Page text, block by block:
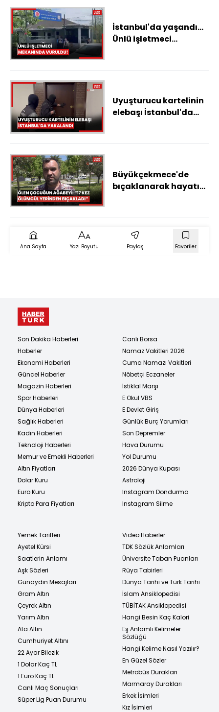
İstanbul'da yaşandı...
Ünlü işletmeci
Uyuşturucu kartelinin
elebaşı İstanbul'da
Büyükçekmece'de
bıçaklanarak hayatını
"Ölümcül yerlerine 17
bıçak darbesi vuruyor"
Ana Sayfa Yazı Boyutu Paylaş Favoriler
Son Dakika Haberleri
Haberler
Ekonomi Haberleri
Güncel Haberler
Magazin Haberleri
Spor Haberleri
Dünya Haberleri
Sağlık Haberleri
Kadın Haberleri
Teknoloji Haberleri
Memur ve Emekli Haberleri
Altın Fiyatları
Dolar Kuru
Euro Kuru
Kripto Para Fiyatları
Canlı Borsa
Namaz Vakitleri 2026
Cuma Namazı Vakitleri
Nöbetçi Eczaneler
İstiklal Marşı
E Okul VBS
E Devlet Giriş
Günlük Burç Yorumları
Son Depremler
Hava Durumu
Yol Durumu
2026 Dünya Kupası
Astroloji
Instagram Dondurma
Instagram Silme
Yemek Tarifleri
Ayetel Kürsi
Saatlerin Anlamı
Aşk Sözleri
Günaydın Mesajları
Gram Altın
Çeyrek Altın
Yarım Altın
Ata Altın
Cumhuriyet Altını
22 Ayar Bilezik
1 Dolar Kaç TL
1 Euro Kaç TL
Canlı Maç Sonuçları
Süper Lig Puan Durumu
Video Haberler
TDK Sözlük Anlamları
Üniversite Taban Puanları
Rüya Tabirleri
Dünya Tarihi ve Türk Tarihi
İslam Ansiklopedisi
TÜBİTAK Ansiklopedisi
Hangi Besin Kaç Kalori
Eş Anlamlı Kelimeler
Sözlüğü
Hangi Kelime Nasıl Yazılır?
En Güzel Sözler
Metrobüs Durakları
Marmaray Durakları
Erkek İsimleri
Kız İsimleri